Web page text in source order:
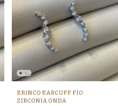
BRINCO EARCUFF FIO
ZIRCONIA ONDA